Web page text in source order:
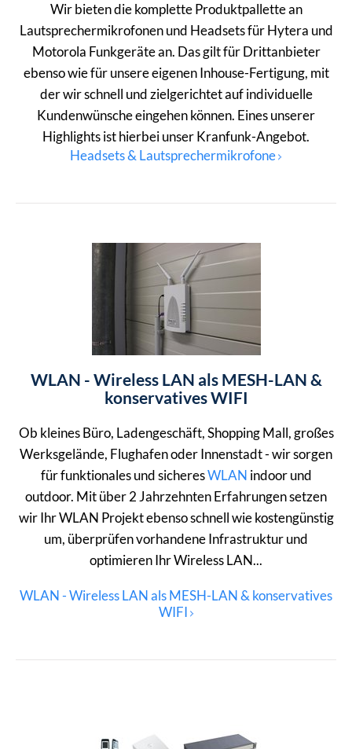
Wir bieten die komplette Produktpallette an
Lautsprechermikrofonen und Headsets für Hytera und
Motorola Funkgeräte an. Das gilt für Drittanbieter
ebenso wie für unsere eigenen Inhouse-Fertigung, mit
der wir schnell und zielgerichtet auf individuelle
Kundenwünsche eingehen können. Eines unserer
Highlights ist hierbei unser Kranfunk-Angebot.
Headsets & Lautsprechermikrofone
WLAN - Wireless LAN als MESH-LAN &
konservatives WIFI
Ob kleines Büro, Ladengeschäft, Shopping Mall, großes
Werksgelände, Flughafen oder Innenstadt - wir sorgen
für funktionales und sicheresWLAN indoor und
outdoor. Mit über 2 Jahrzehnten Erfahrungen setzen
wir Ihr WLAN Projekt ebenso schnell wie kostengünstig
um, überprüfen vorhandene Infrastruktur und
optimieren Ihr Wireless LAN...
WLAN - Wireless LAN als MESH-LAN & konservatives
WIFI